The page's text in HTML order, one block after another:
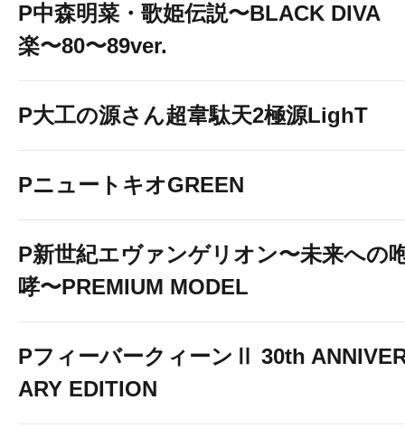
P中森明菜・歌姫伝説〜BLACK DIVA
楽〜80〜89ver.
P大工の源さん超韋駄天2極源LighT
PニュートキオGREEN
P新世紀エヴァンゲリオン〜未来への
哮〜PREMIUM MODEL
PフィーバークィーンⅡ 30th
ARY EDITION